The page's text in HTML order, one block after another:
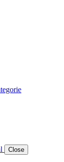
Close